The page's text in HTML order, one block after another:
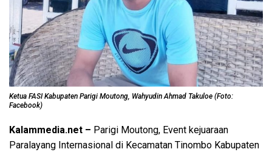
Ketua FASI Kabupaten Parigi Moutong, Wahyudin Ahmad Takuloe (Foto:
Facebook)
Kalammedia.net – Parigi Moutong, Event kejuaraan
Paralayang Internasional di Kecamatan Tinombo Kabupaten